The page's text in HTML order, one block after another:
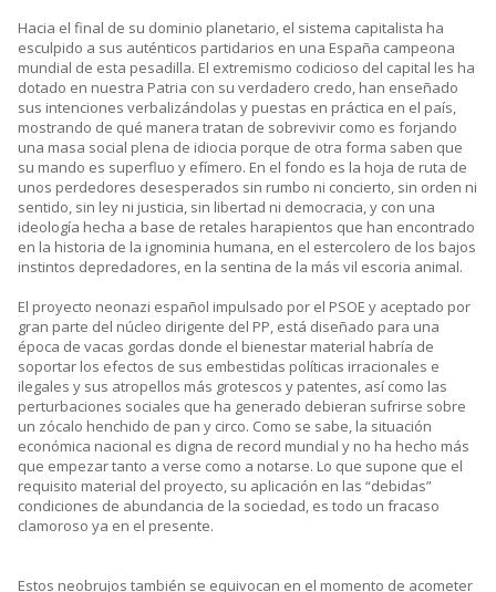
Hacia el final de su dominio planetario, el sistema capitalista ha
esculpido a sus auténticos partidarios en una España campeona
mundial de esta pesadilla. El extremismo codicioso del capital les ha
dotado en nuestra Patria con su verdadero credo, han enseñado
sus intenciones verbalizándolas y puestas en práctica en el país,
mostrando de qué manera tratan de sobrevivir como es forjando
una masa social plena de idiocia porque de otra forma saben que
su mando es superfluo y efímero. En el fondo es la hoja de ruta de
unos perdedores desesperados sin rumbo ni concierto, sin orden ni
sentido, sin ley ni justicia, sin libertad ni democracia, y con una
ideología hecha a base de retales harapientos que han encontrado
en la historia de la ignominia humana, en el estercolero de los bajos
instintos depredadores, en la sentina de la más vil escoria animal.
El proyecto neonazi español impulsado por el PSOE y aceptado por
gran parte del núcleo dirigente del PP, está diseñado para una
época de vacas gordas donde el bienestar material habría de
soportar los efectos de sus embestidas políticas irracionales e
ilegales y sus atropellos más grotescos y patentes, así como las
perturbaciones sociales que ha generado debieran sufrirse sobre
un zócalo henchido de pan y circo. Como se sabe, la situación
económica nacional es digna de record mundial y no ha hecho más
que empezar tanto a verse como a notarse. Lo que supone que el
requisito material del proyecto, su aplicación en las “debidas”
condiciones de abundancia de la sociedad, es todo un fracaso
clamoroso ya en el presente.
Estos neobrujos también se equivocan en el momento de acometer